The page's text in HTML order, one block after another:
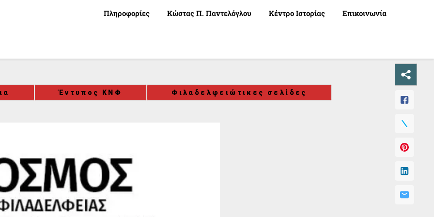
Πληροφορίες Κώστας Π. Παντελόγλου Κέντρο Ιστορίας Επικοινωνία
Έντυπος ΚΝΦ Φιλαδελφειώτικες σελίδες